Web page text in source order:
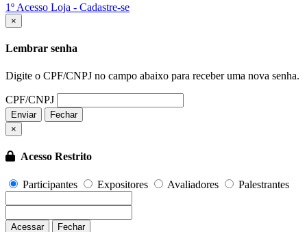
1º Acesso Loja - Cadastre-se
×
Lembrar senha
Digite o CPF/CNPJ no campo abaixo para receber uma nova senha.
CPF/CNPJ
Enviar
Fechar
×
Acesso Restrito
Participantes Expositores Avaliadores Palestrantes
Acessar Fechar